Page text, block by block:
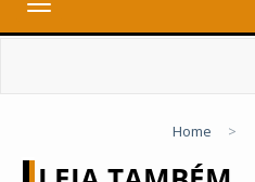
Toggle
navigation
Home >